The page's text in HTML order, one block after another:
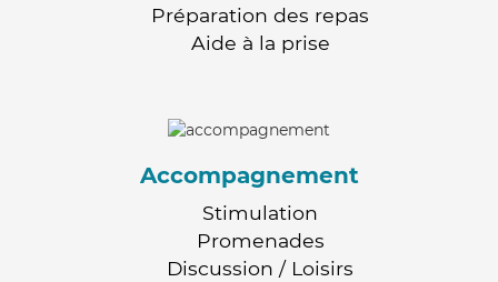
Préparation des repas
Aide à la prise
Accompagnement
Stimulation
Promenades
Discussion / Loisirs